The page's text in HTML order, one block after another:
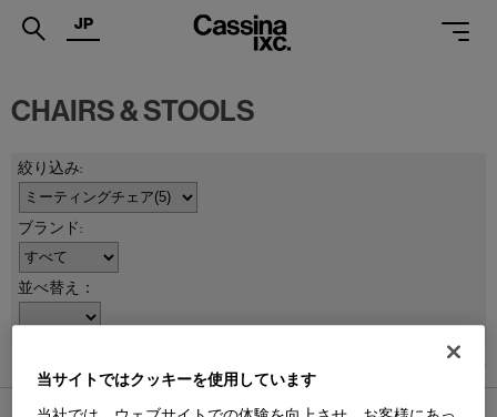
.
SERVICES
PROJECTS
MAGAZINE
SUPPORT
CATALOGUES
JP
CHAIRS & STOOLS
並べ替え：
件あります
当サイトではクッキーを使用しています